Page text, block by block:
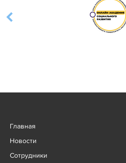
Главная
Новости
Сотрудники